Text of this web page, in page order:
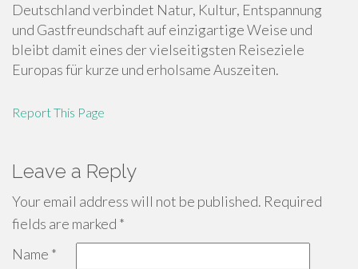
Deutschland verbindet Natur, Kultur, Entspannung
und Gastfreundschaft auf einzigartige Weise und
bleibt damit eines der vielseitigsten Reiseziele
Europas für kurze und erholsame Auszeiten.
Report This Page
Leave a Reply
Your email address will not be published. Required
fields are marked *
Name *